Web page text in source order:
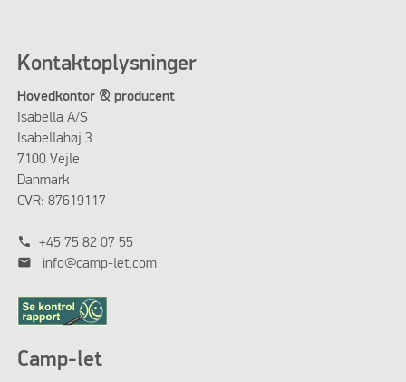
Kontaktoplysninger
Hovedkontor & producent
Isabella A/S
Isabellahøj 3
7100 Vejle
Danmark
CVR: 87619117
phone +45 75 82 07 55
mail info@camp-let.com
Camp-let